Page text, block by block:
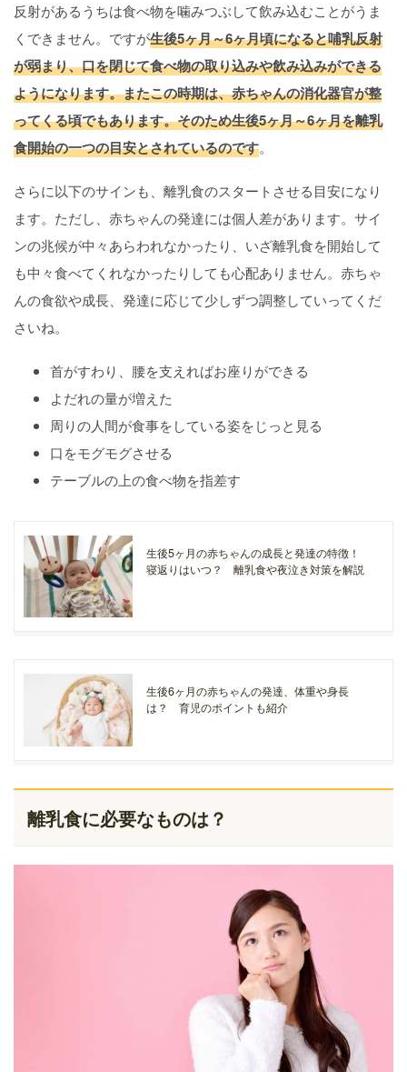
反射があるうちは食べ物を噛みつぶして飲み込むことがうま
くできません。ですが生後5ヶ月～6ヶ月頃になると哺乳反射
が弱まり、口を閉じて食べ物の取り込みや飲み込みができる
ようになります。またこの時期は、赤ちゃんの消化器官が整
ってくる頃でもあります。そのため生後5ヶ月～6ヶ月を離乳
食開始の一つの目安とされているのです。
さらに以下のサインも、離乳食のスタートさせる目安になり
ます。ただし、赤ちゃんの発達には個人差があります。サイ
ンの兆候が中々あらわれなかったり、いざ離乳食を開始して
も中々食べてくれなかったりしても心配ありません。赤ちゃ
んの食欲や成長、発達に応じて少しずつ調整していってくだ
さいね。
首がすわり、腰を支えればお座りができる
よだれの量が増えた
周りの人間が食事をしている姿をじっと見る
口をモグモグさせる
テーブルの上の食べ物を指差す
生後5ヶ月の赤ちゃんの成長と発達の特徴！
寝返りはいつ？ 離乳食や夜泣き対策を解説
生後6ヶ月の赤ちゃんの発達、体重や身長
は？ 育児のポイントも紹介
離乳食に必要なものは？